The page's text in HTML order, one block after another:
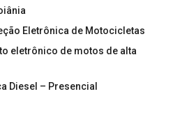
Eletrônica de Motocicletas
eletrônico de motos de alta
Diesel – Presencial